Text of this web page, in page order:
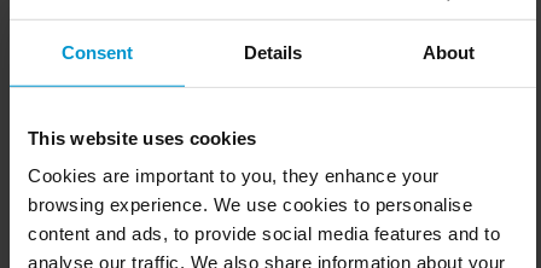
Consent Details About
This website uses cookies
Cookies are important to you, they enhance your
browsing experience. We use cookies to personalise
content and ads, to provide social media features and to
analyse our traffic. We also share information about your